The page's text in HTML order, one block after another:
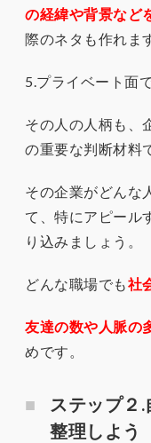
の経緯や背景など
際のネタも作れま
5.プライベート面
その人の人柄も、
の重要な判断材料
その企業がどんな
て、特にアピール
り込みましょう。
どんな職場でも社
友達の数や人脈の
めです。
ステップ２
整理しよう